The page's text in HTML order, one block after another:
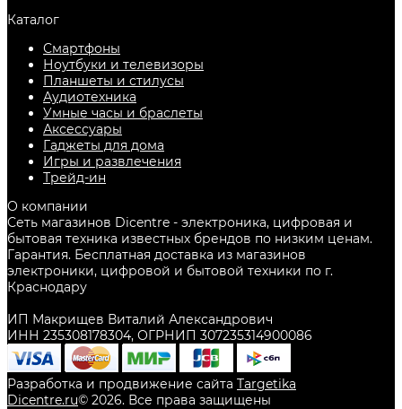
Каталог
Смартфоны
Ноутбуки и телевизоры
Планшеты и стилусы
Аудиотехника
Умные часы и браслеты
Аксессуары
Гаджеты для дома
Игры и развлечения
Трейд-ин
О компании
Сеть магазинов Dicentre - электроника, цифровая и
бытовая техника известных брендов по низким ценам.
Гарантия. Бесплатная доставка из магазинов
электроники, цифровой и бытовой техники по г.
Краснодару
ИП Макрищев Виталий Александрович
ИНН 235308178304, ОГРНИП 307235314900086
Разработка и продвижение сайта Targetika
Dicentre.ru© 2026. Все права защищены